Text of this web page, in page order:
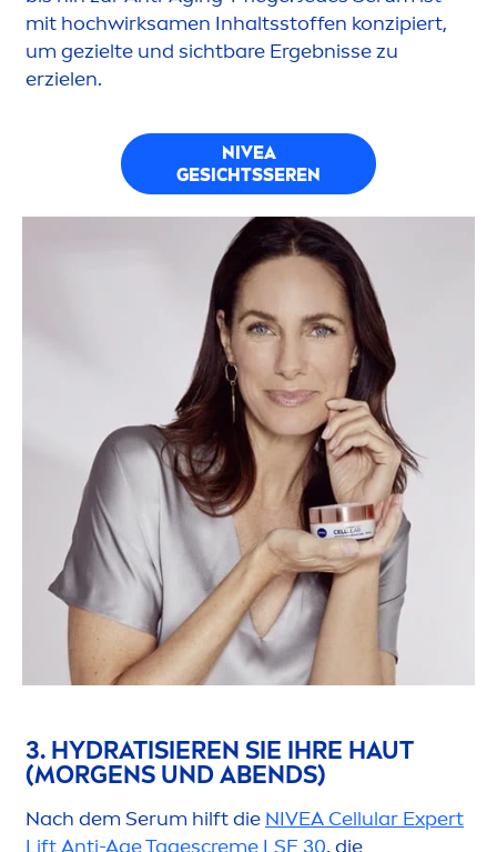
Bei der Anwendung auf Gesicht und Hals dringt
das Serum tief in die Haut ein und sorgt für
regelmäßiger Anwendung wird die Elastizität
der Haut sichtbar verbessert und ihre Struktur
*In vitro an Hautzellen getestet
bietet eine breite Palette von
Gesichtsseren, die auf die unterschiedlichen
Bedürfnisse der Haut zugeschnitten sind – von
intensiver Feuchtigkeitspflege über Straffung
bis hin zur Anti-Aging-Pflege. Jedes Serum ist
mit hochwirksamenInhaltsstoffen konzipiert,
um gezielte und sichtbare Ergebnisse zu
erzielen.
NIVEA
GESICHTSSEREN